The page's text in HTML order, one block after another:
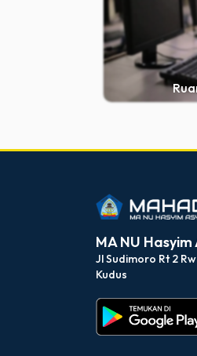
MA NU
Jl Sudimoro Rt 2
Kudus